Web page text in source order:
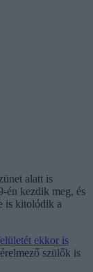
alatt is
én kezdik meg, és
is kitolódik a
ekkor is
szülők is